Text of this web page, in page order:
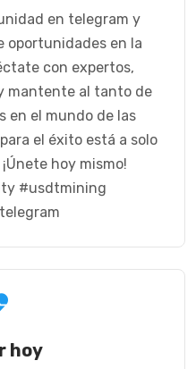
en telegram y
oportunidades en la
con expertos,
mantente al tanto de
en el mundo de las
el éxito está a solo
hoy mismo!
#usdtmining
hoy